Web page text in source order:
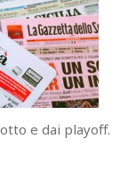
e dai playoff.